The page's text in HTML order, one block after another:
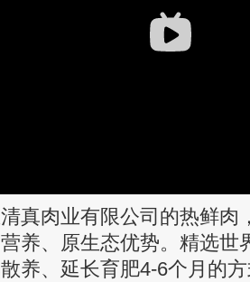
真肉业有限公司的热鲜肉
养、原生态优势。精选世
养、延长育肥4-6个月的